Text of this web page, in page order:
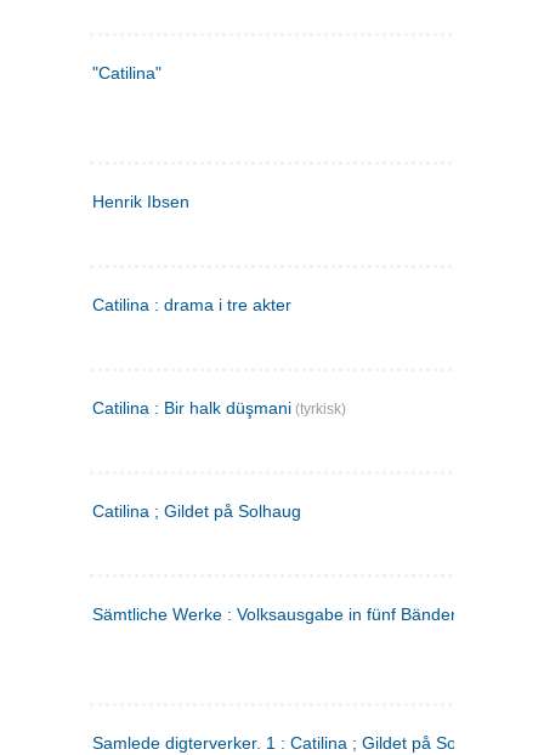
"Catilina"
Henrik Ibsen
Catilina : drama i tre akter
Catilina : Bir halk düşmani (tyrkisk)
Catilina ; Gildet på Solhaug
Sämtliche Werke : Volksausgabe in fünf Bänden
Samlede digterverker. 1 : Catilina ; Gildet på Solhaug ; Fru